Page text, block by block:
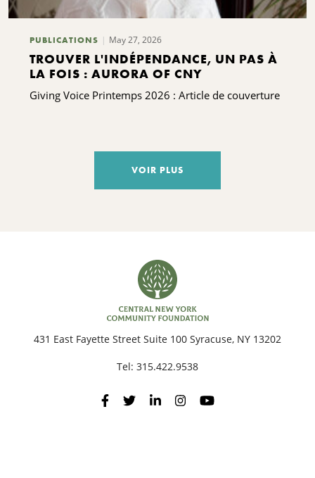
PUBLICATIONS May 27, 2026
TROUVER L'INDÉPENDANCE, UN PAS À
LA FOIS : AURORA OF CNY
Giving Voice Printemps 2026 : Article de couverture
VOIR PLUS
431 East Fayette Street Suite 100 Syracuse, NY 13202
Tel: 315.422.9538